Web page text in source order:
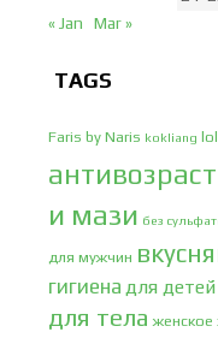
« Jan
Mar »
TAGS
Faris by Naris kokliang
и мази без
для мужчин
гигиена для детей
для тела женское